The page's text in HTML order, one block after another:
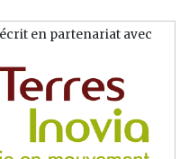
en partenariat avec